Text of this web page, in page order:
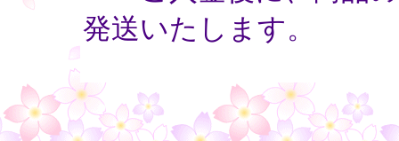
発送いたします。
・